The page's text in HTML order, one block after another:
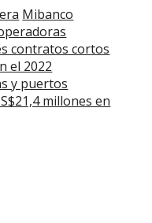
Mibanco
contratos cortos
el 2022
y puertos
millones en